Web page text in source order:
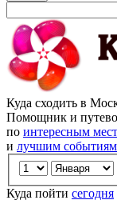
Куда сходить в
Помощник и
по интересным
и лучшим событиям
Куда пойти сегодня